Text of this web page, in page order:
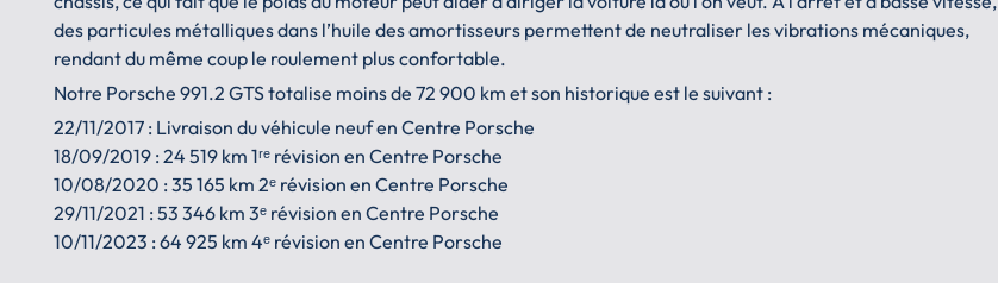
des particules métalliques dans l’huile des amortisseurs permettent de neutraliser les vibrations mécaniques,
rendant du même coup le roulement plus confortable.
Notre Porsche 991.2 GTS totalise moins de 72 900 km et son historique est le suivant :
22/11/2017 : Livraison du véhicule neuf en Centre Porsche
18/09/2019 : 24 519 km 1ʳᵉ révision en Centre Porsche
10/08/2020 : 35 165 km 2ᵉ révision en Centre Porsche
29/11/2021 : 53 346 km 3ᵉ révision en Centre Porsche
10/11/2023 : 64 925 km 4ᵉ révision en Centre Porsche